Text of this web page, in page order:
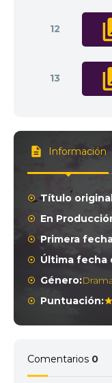
12
13
Información
Título
En
Primera
Última fecha
Género:
Puntuación:
Comentarios 0